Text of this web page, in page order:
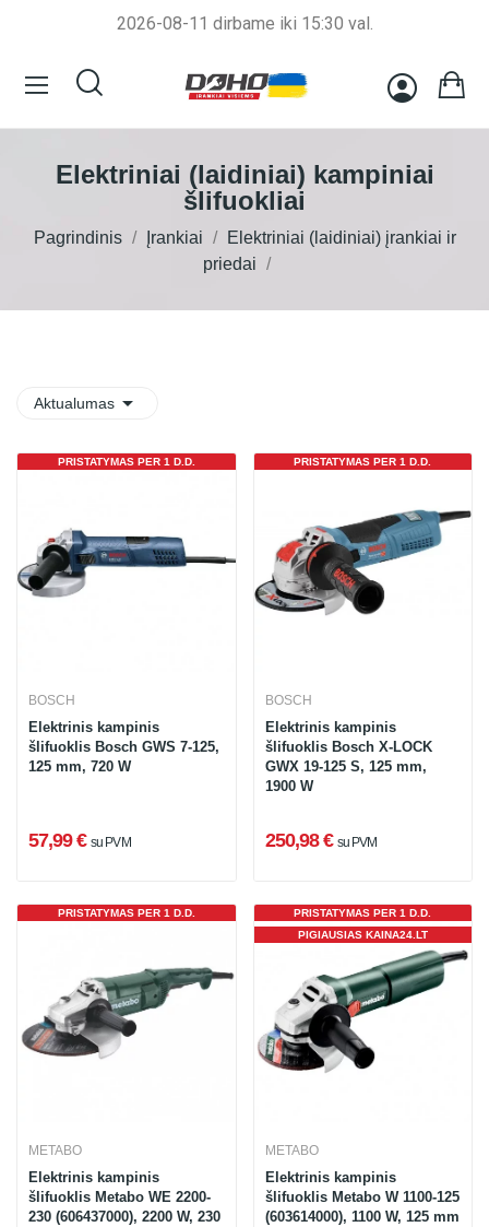
2026-08-11 dirbame iki 15:30 val.
Elektriniai (laidiniai) kampiniai
šlifuokliai
Pagrindinis Įrankiai
Elektriniai (laidiniai) įrankiai ir
priedai
Aktualumas 
PRISTATYMAS PER 1 D.D.
BOSCH
Elektrinis kampinis
šlifuoklis Bosch GWS 7-125,
125 mm, 720 W
57,99 € su PVM
PRISTATYMAS PER 1 D.D.
BOSCH
Elektrinis kampinis
šlifuoklis Bosch X-LOCK
GWX 19-125 S, 125 mm,
1900 W
250,98 € su PVM
PRISTATYMAS PER 1 D.D.
METABO
Elektrinis kampinis
šlifuoklis Metabo WE 2200-
230 (606437000), 2200 W, 230
PIGIAUSIAS KAINA24.LT
PRISTATYMAS PER 1 D.D.
METABO
Elektrinis kampinis
šlifuoklis Metabo W 1100-125
(603614000), 1100 W, 125 mm